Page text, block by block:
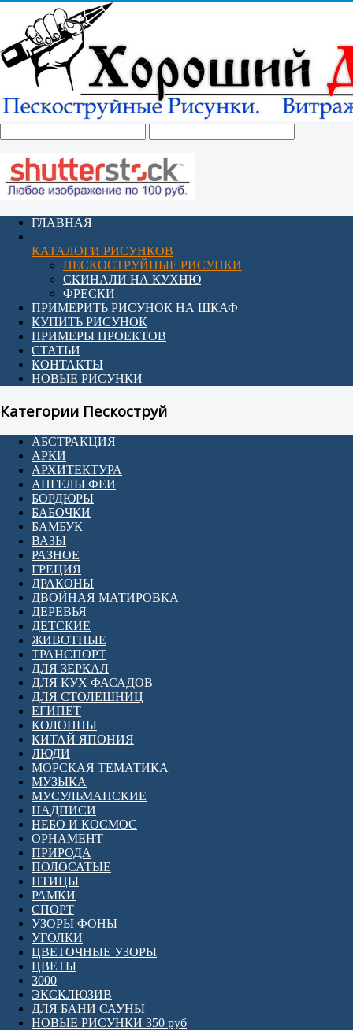
ГЛАВНАЯ
КАТАЛОГИ РИСУНКОВ
ПЕСКОСТРУЙНЫЕ РИСУНКИ
СКИНАЛИ НА КУХНЮ
ФРЕСКИ
ПРИМЕРИТЬ РИСУНОК НА ШКАФ
КУПИТЬ РИСУНОК
ПРИМЕРЫ ПРОЕКТОВ
СТАТЬИ
КОНТАКТЫ
НОВЫЕ РИСУНКИ
Категории Пескоструй
АБСТРАКЦИЯ
АРКИ
АРХИТЕКТУРА
АНГЕЛЫ ФЕИ
БОРДЮРЫ
БАБОЧКИ
БАМБУК
ВАЗЫ
РАЗНОЕ
ГРЕЦИЯ
ДРАКОНЫ
ДВОЙНАЯ МАТИРОВКА
ДЕРЕВЬЯ
ДЕТСКИЕ
ЖИВОТНЫЕ
ТРАНСПОРТ
ДЛЯ ЗЕРКАЛ
ДЛЯ КУХ ФАСАДОВ
ДЛЯ СТОЛЕШНИЦ
ЕГИПЕТ
КОЛОННЫ
КИТАЙ ЯПОНИЯ
ЛЮДИ
МОРСКАЯ ТЕМАТИКА
МУЗЫКА
МУСУЛЬМАНСКИЕ
НАДПИСИ
НЕБО И КОСМОС
ОРНАМЕНТ
ПРИРОДА
ПОЛОСАТЫЕ
ПТИЦЫ
РАМКИ
СПОРТ
УЗОРЫ ФОНЫ
УГОЛКИ
ЦВЕТОЧНЫЕ УЗОРЫ
ЦВЕТЫ
3000
ЭКСКЛЮЗИВ
ДЛЯ БАНИ САУНЫ
НОВЫЕ РИСУНКИ 350 руб